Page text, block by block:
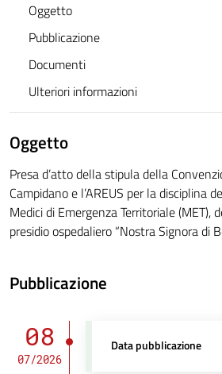
Oggetto
Pubblicazione
Documenti
Ulteriori informazioni
Oggetto
Presa d’atto della stipula della
Campidano e l’AREUS per la disciplina
Medici di Emergenza Territoriale (MET),
presidio ospedaliero “Nostra Signora di
Pubblicazione
08
07/2026
Data pubblicazione